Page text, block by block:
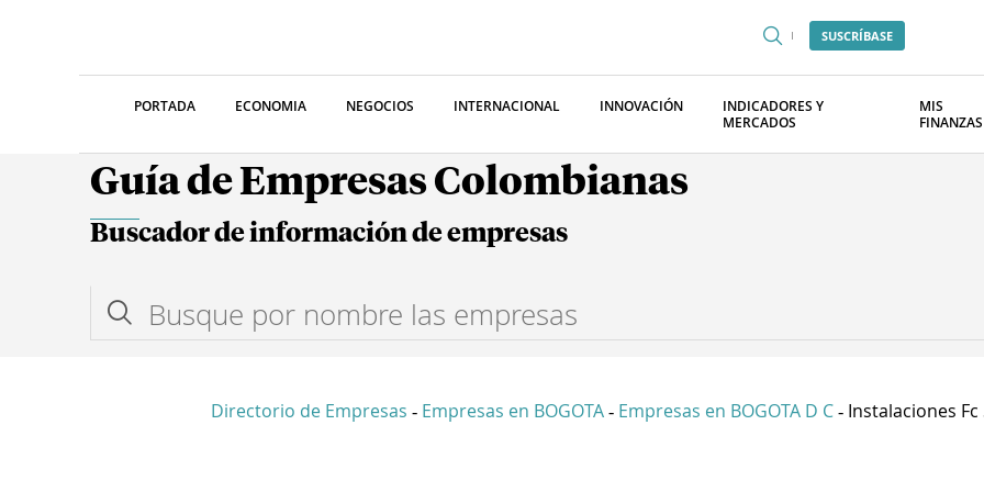
SUSCRÍBASE
PORTADA ECONOMIA NEGOCIOS INTERNACIONAL INNOVACIÓN
INDICADORES Y
MERCADOS
MIS
FINANZAS
Guía de Empresas Colombianas
Buscador de información de empresas
Directorio de Empresas - Empresas en BOGOTA - Empresas en BOGOTA D C - Instalaciones Fc